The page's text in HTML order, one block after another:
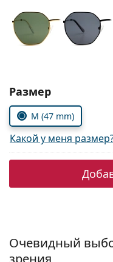
Prada
Выбрать
Размер
M (47 mm)
Какой у меня
Очевидный
зрения